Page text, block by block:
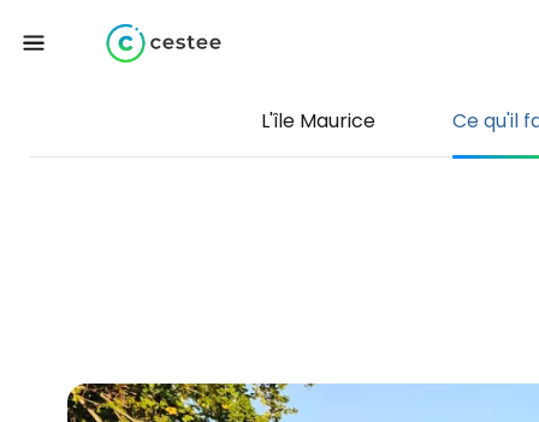
L'île Maurice Ce qu'il